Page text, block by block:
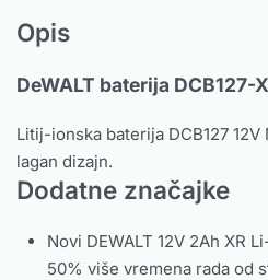
Opis
DeWALT baterija DCB127-
Litij-ionska baterija DCB127
lagan dizajn.
Dodatne značajke
Novi DEWALT 12V 2Ah XR
50% više vremena rada od